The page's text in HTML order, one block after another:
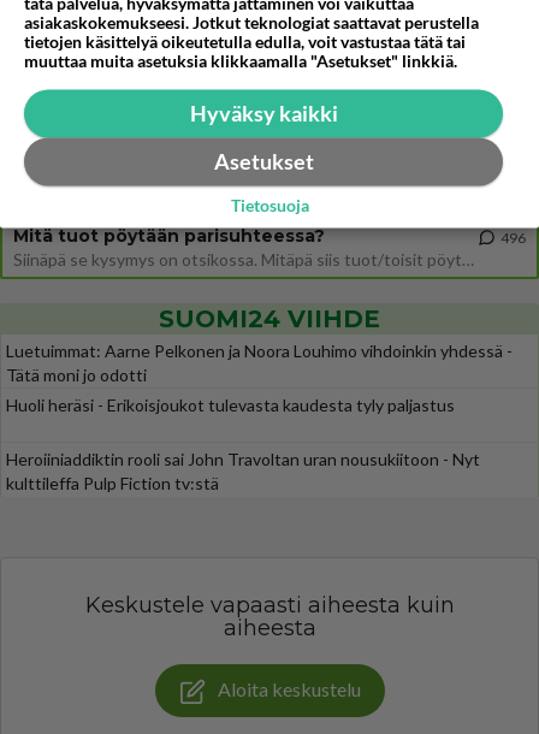
Uusi draamasarja järkyttävästä tapauksesta on tulossa. Tositapahtumiin perustuva sarja ammentaa vuoden 1986 Mikkelin pan
Ernest Lawson täräytti erikoisen heiton TTK-lehdistötilaisuudessa: " Onko tässä tarkoituksena...?"
Näin tekisi ainakin Rydman seuratessaan idolinsa Trumpin mallia https://www.is.fi/politiikka/art-2000012187244.html
674
Mitä tuot pöytään parisuhteessa?
Siinäpä se kysymys on otsikossa. Mitäpä siis tuot/toisit pöytään parisuhteessa? Oletko mies vai nainen? Koetko sen mitä
496
SUOMI24 VIIHDE
Luetuimmat: Aarne Pelkonen ja Noora Louhimo vihdoinkin yhdessä -
Tätä moni jo odotti
Huoli heräsi - Erikoisjoukot tulevasta kaudesta tyly paljastus
Heroiiniaddiktin rooli sai John Travoltan uran nousukiitoon - Nyt
kulttileffa Pulp Fiction tv:stä
Keskustele vapaasti aiheesta kuin
aiheesta
Aloita keskustelu
asiakaskokemukseesi. Jotkut teknologiat saattavat perustella
tietojen käsittelyä oikeutetulla edulla, voit vastustaa tätä tai
muuttaa muita asetuksia klikkaamalla "Asetukset" linkkiä.
Hyväksy kaikki
Asetukset
Tietosuoja